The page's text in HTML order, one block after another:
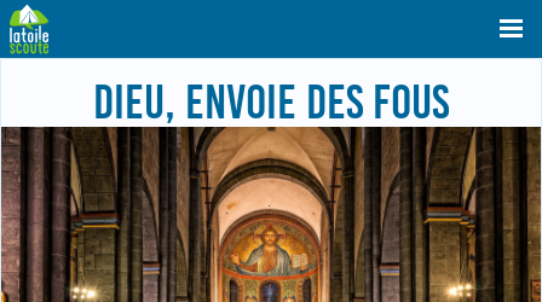
DIEU, ENVOIE DES FOUS